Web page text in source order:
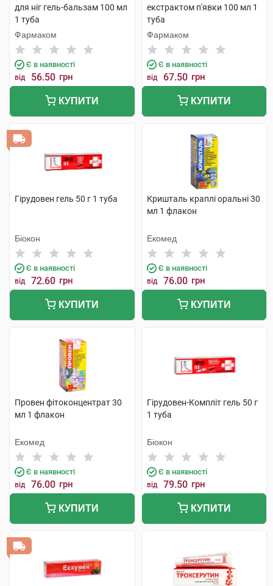
для ніг гель-бальзам 100 мл
1 туба
Фармаком
Є в наявності
від 56.50 грн
КУПИТИ
екстрактом п'явки 100 мл 1
туба
Фармаком
Є в наявності
від 67.50 грн
КУПИТИ
Гірудовен гель 50 г 1 туба
Біокон
Є в наявності
від 72.60 грн
КУПИТИ
Кришталь краплі оральні 30
мл 1 флакон
Екомед
Є в наявності
від 76.00 грн
КУПИТИ
Провен фітоконцентрат 30
мл 1 флакон
Екомед
Є в наявності
від 76.00 грн
КУПИТИ
Гірудовен-Компліт гель 50 г
1 туба
Біокон
Є в наявності
від 79.50 грн
КУПИТИ